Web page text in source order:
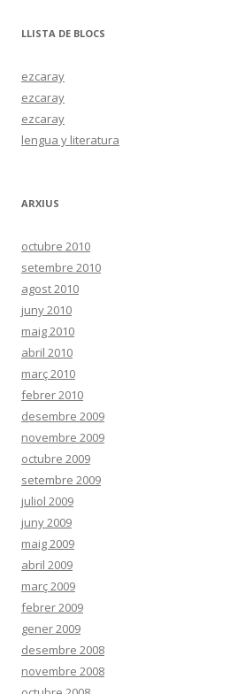
cLLISTA DE BLOCS
ezcaray
ezcaray
ezcaray
lengua y literatura
ARXIUS
octubre 2010
setembre 2010
agost 2010
juny 2010
maig 2010
abril 2010
març 2010
febrer 2010
desembre 2009
novembre 2009
octubre 2009
setembre 2009
juliol 2009
juny 2009
maig 2009
abril 2009
març 2009
febrer 2009
gener 2009
desembre 2008
novembre 2008